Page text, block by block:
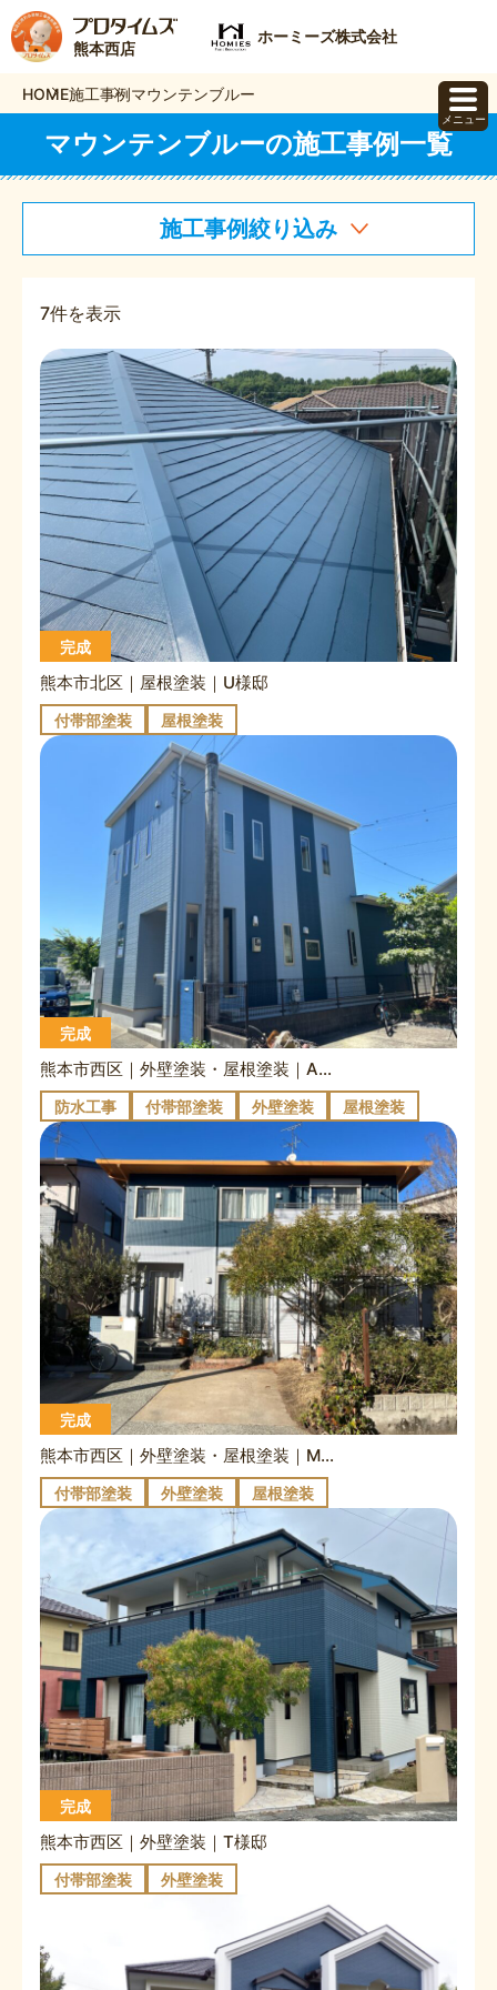
熊本西店
ホーミーズ株式会社
HOME施工事例マウンテンブルー
マウンテンブルーの施工事例一覧
施工事例絞り込み
7件を表示
完成
熊本市北区｜屋根塗装｜U様邸
付帯部塗装 屋根塗装
完成
熊本市西区｜外壁塗装・屋根塗装｜A様邸
防水工事 付帯部塗装 外壁塗装 屋根塗装
完成
熊本市西区｜外壁塗装・屋根塗装｜M様邸
付帯部塗装 外壁塗装 屋根塗装
完成
熊本市西区｜外壁塗装｜T様邸
付帯部塗装 外壁塗装
メニュー